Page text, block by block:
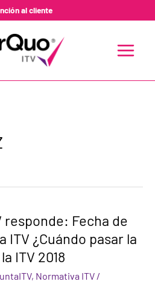
al cliente
MENU
responde: Fecha de
¿Cuándo pasar la
ITV 2018
, Normativa ITV /